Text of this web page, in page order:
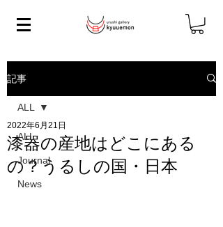
記事
ALL
Journal
News
ALL
漆器の産地はどこにある
の？うるしの国・日本
2022年6月21日